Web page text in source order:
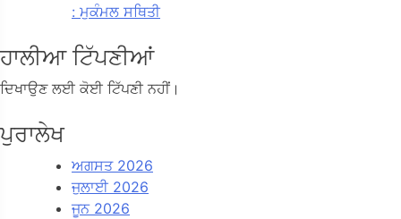
: ਮੁਕੰਮਲ ਸਥਿਤੀ
ਹਾਲੀਆ ਟਿੱਪਣੀਆਂ
ਦਿਖਾਉਣ ਲਈ ਕੋਈ ਟਿੱਪਣੀ ਨਹੀਂ।
ਪੁਰਾਲੇਖ
ਅਗਸਤ 2026
ਜੁਲਾਈ 2026
ਜੂਨ 2026